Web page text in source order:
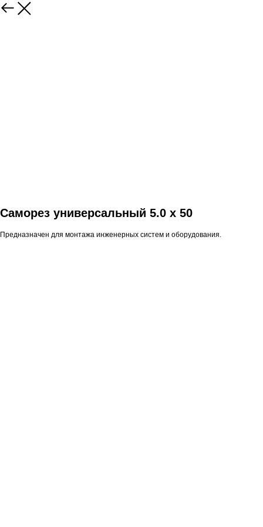
Саморез универсальный 5.0 x 50
Предназначен для монтажа инженерных систем и оборудования.